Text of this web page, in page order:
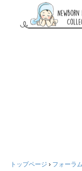
トップページ › フォーラム